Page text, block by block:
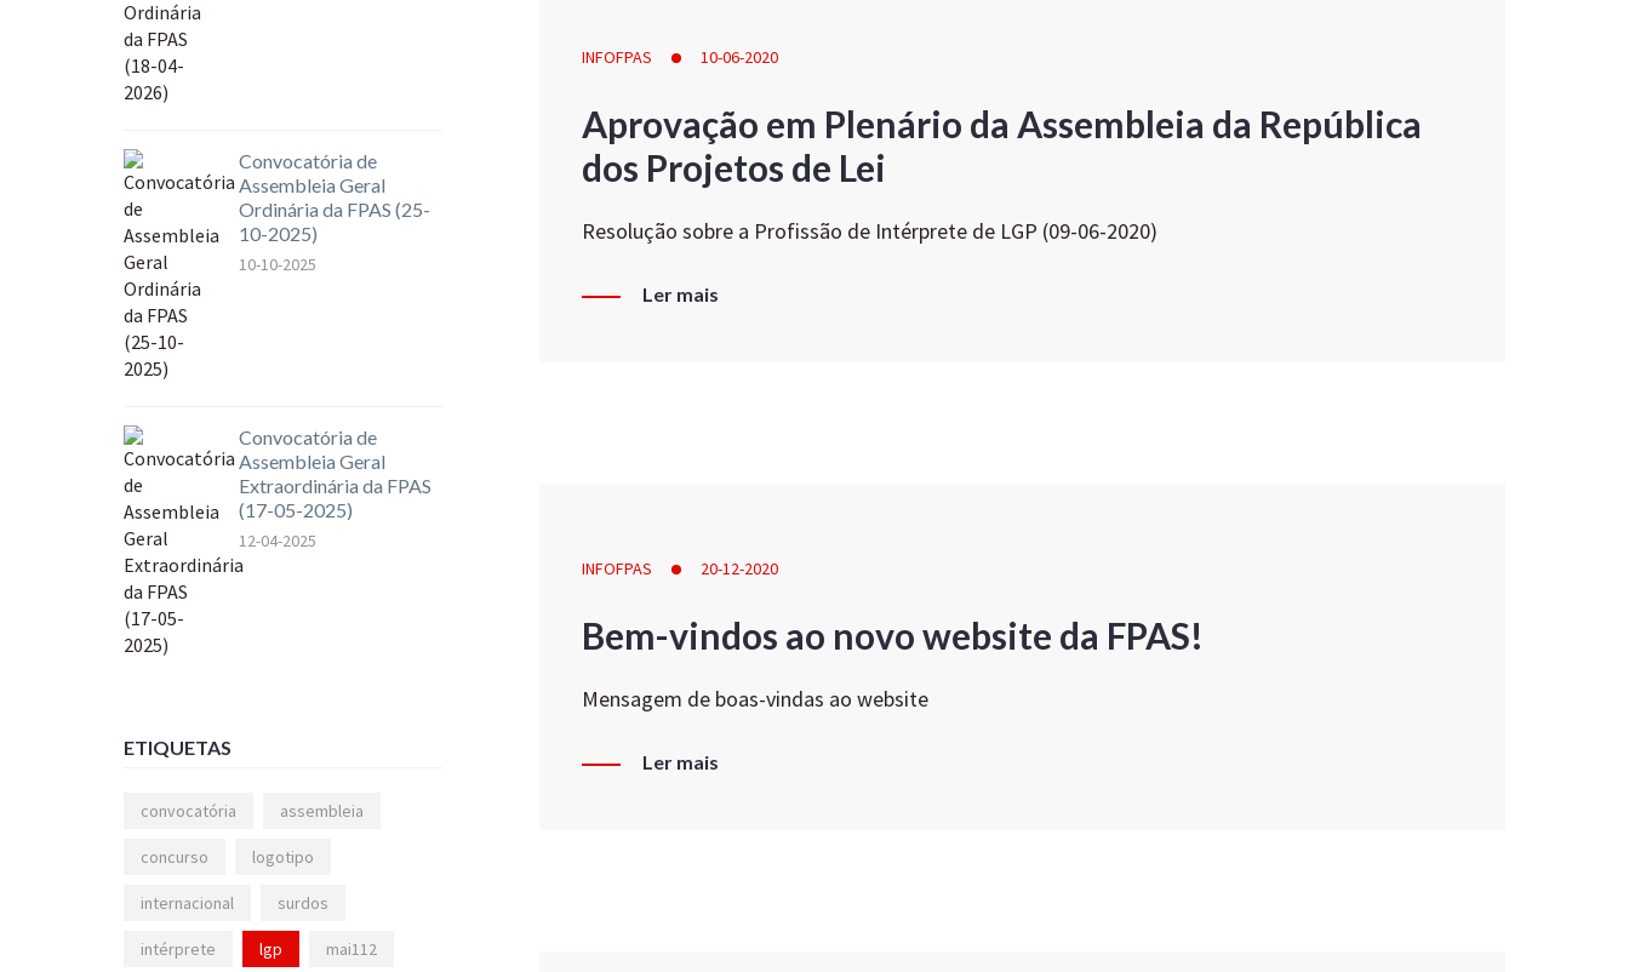
INFOFPAS 10-06-2020
Aprovação em Plenário da Assembleia da República
dos Projetos de Lei
Resolução sobre a Profissão de Intérprete de LGP (09-06-2020)
Ler mais
INFOFPAS 20-12-2020
Bem-vindos ao novo website da FPAS!
Mensagem de boas-vindas ao website
Ler mais
Convocatória de
Assembleia Geral
Ordinária da FPAS (25-
10-2025)
10-10-2025
Convocatória de
Assembleia Geral
Extraordinária da FPAS
(17-05-2025)
12-04-2025
ETIQUETAS
convocatória assembleia
concurso logotipo
internacional surdos
intérprete lgp mai112